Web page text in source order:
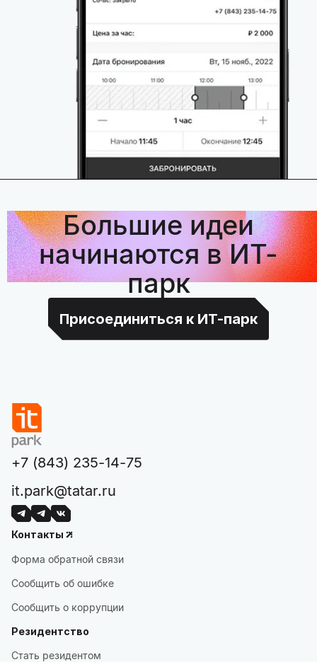
Большие идеи
начинаются в ИТ-
парк
Присоединиться к ИТ-парк
+7 (843) 235-14-75
it.park@tatar.ru
Контакты
Форма обратной связи
Сообщить об ошибке
Сообщить о коррупции
Резидентство
Стать резидентом